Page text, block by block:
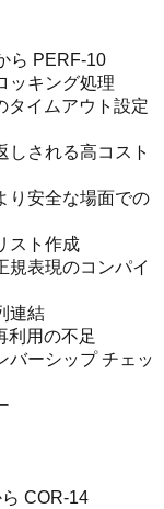
ら PERF-10
ッキング処理
タイムアウト設定
しされる高コスト
り安全な場面での
スト作成
規表現のコンパイ
連結
利用の不足
バーシップ チェッ
COR-14